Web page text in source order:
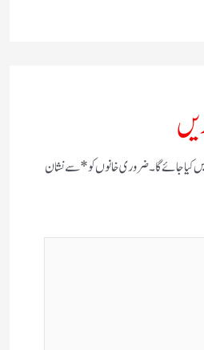
کیا جائے گا۔ضروری خانوں کو*سے نشان